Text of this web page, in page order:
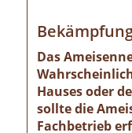
Das
Hauses oder
sollte die
Fachbetrieb